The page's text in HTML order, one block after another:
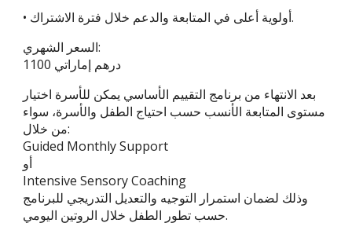
• أولوية أعلى في المتابعة والدعم خلال فترة الاشتراك.
السعر الشهري:
1100 درهم إماراتي
بعد الانتهاء من برنامج التقييم الأساسي يمكن للأسرة اختيار
مستوى المتابعة الأنسب حسب احتياج الطفل والأسرة، سواء
من خلال:
Guided Monthly Support
أو
Intensive Sensory Coaching
وذلك لضمان استمرار التوجيه والتعديل التدريجي للبرنامج
حسب تطور الطفل خلال الروتين اليومي.